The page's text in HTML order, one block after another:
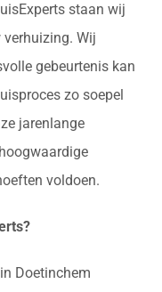
staan wij
Wij
gebeurtenis kan
zo soepel
jarenlange
voldoen.
Doetinchem